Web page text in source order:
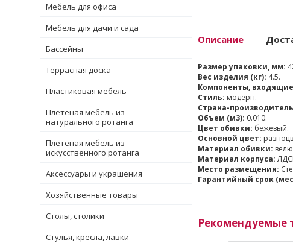
Мебель для офиса
Мебель для дачи и сада
Бассейны
Террасная доска
Пластиковая мебель
Плетеная мебель из
натурального ротанга
Плетеная мебель из
искусственного ротанга
Аксессуары и украшения
Хозяйственные товары
Столы, столики
Стулья, кресла, лавки
Описание
Размер упаковки, мм:
Вес изделия (кг): 4.5.
Компоненты,
Стиль: модерн.
Страна-
Объем (м3): 0.010.
Цвет обивки: бежевый.
Основной цвет:
Материал обивки:
Материал корпуса:
Место размещения:
Гарантийный срок
Рекомендуемые